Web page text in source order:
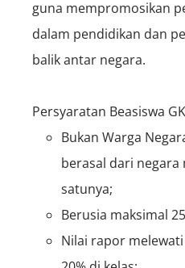
guna mempromosikan
dalam pendidikan dan
balik antar negara.
Persyaratan Beasiswa
Bukan Warga
berasal dari negara
satunya;
Berusia maksimal
Nilai rapor